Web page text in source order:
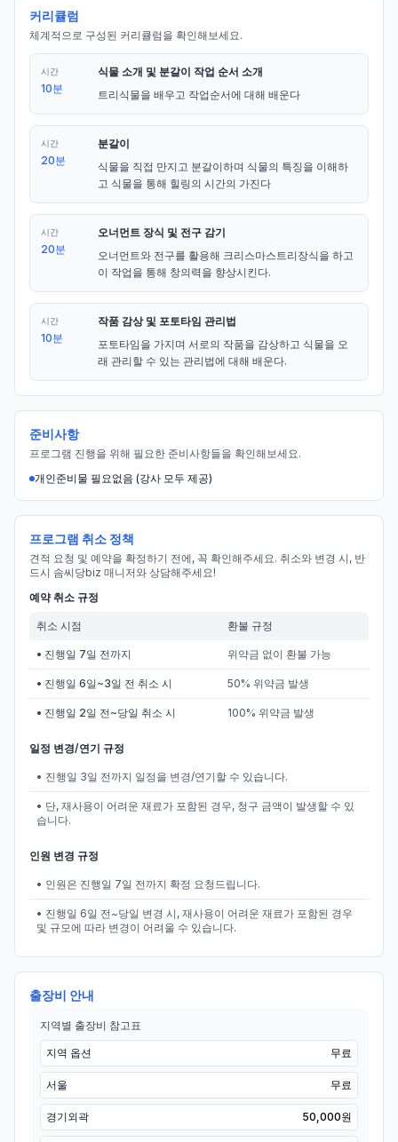
커리큘럼
체계적으로 구성된 커리큘럼을 확인해보세요.
시간
10분
식물 소개 및 분갈이 작업 순서 소개
트리식물을 배우고 작업순서에 대해 배운다
시간
20분
분갈이
식물을 직접 만지고 분갈이하며 식물의 특징을 이해하
고 식물을 통해 힐링의 시간의 가진다
시간
20분
오너먼트 장식 및 전구 감기
오너먼트와 전구를 활용해 크리스마스트리장식을 하고
이 작업을 통해 창의력을 향상시킨다.
시간
10분
작품 감상 및 포토타임 관리법
포토타임을 가지며 서로의 작품을 감상하고 식물을 오
래 관리할 수 있는 관리법에 대해 배운다.
준비사항
프로그램 진행을 위해 필요한 준비사항들을 확인해보세요.
개인준비물 필요없음 (강사 모두 제공)
프로그램 취소 정책
견적 요청 및 예약을 확정하기 전에, 꼭 확인해주세요. 취소와 변경 시, 반
드시 솜씨당biz 매니저와 상담해주세요!
예약 취소 규정
취소 시점 환불 규정
• 진행일 7일 전까지 위약금 없이 환불 가능
• 진행일 6일~3일 전 취소 시 50% 위약금 발생
• 진행일 2일 전~당일 취소 시 100% 위약금 발생
일정 변경/연기 규정
• 진행일 3일 전까지 일정을 변경/연기할 수 있습니다.
• 단, 재사용이 어려운 재료가 포함된 경우, 청구 금액이 발생할 수 있
습니다.
인원 변경 규정
• 인원은 진행일 7일 전까지 확정 요청드립니다.
• 진행일 6일 전~당일 변경 시, 재사용이 어려운 재료가 포함된 경우
및 규모에 따라 변경이 어려울 수 있습니다.
출장비 안내
지역별 출장비 참고표
지역 옵션 무료
서울 무료
경기외곽 50,000원